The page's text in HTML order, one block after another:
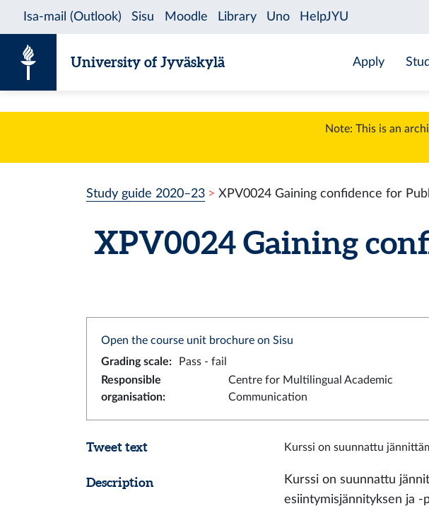
University of Jyväskylä Apply
Note: This is an
Study guide 2020–23 XPV0024 Gaining confidence for
XPV0024 Gaining
Open the course unit brochure on Sisu
Grading scale: Pass - fail
Responsible
organisation:
Centre for Multilingual Academic
Communication
Tweet text Kurssi on suunnattu
Description
Kurssi on suunnattu
esiintymisjännityksen ja -